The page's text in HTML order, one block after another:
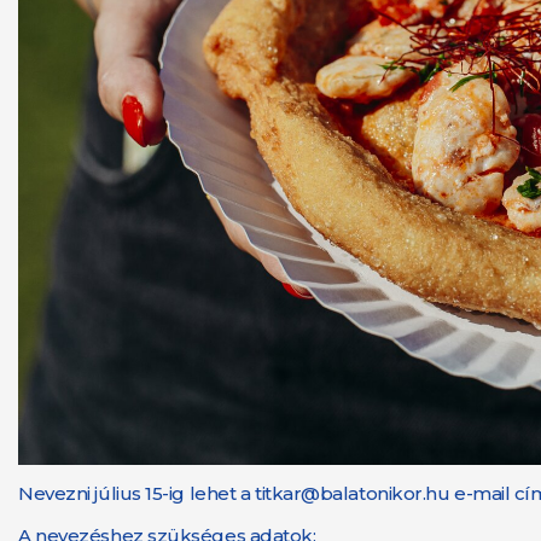
Nevezni július 15-ig lehet a titkar@balatonikor.hu e-mail
A nevezéshez szükséges adatok: